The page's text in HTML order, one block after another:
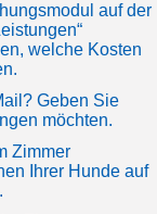
auf der
welche Kosten
Geben Sie
möchten.
Zimmer
Ihrer Hunde auf